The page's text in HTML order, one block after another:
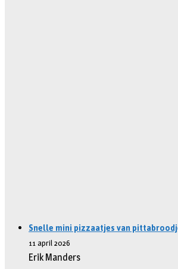
Snelle mini pizzaatjes van
11 april 2026
Erik Manders